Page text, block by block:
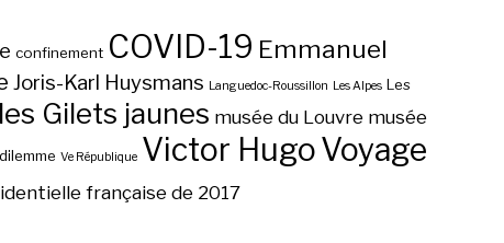
confinement COVID-19 Emmanuel
Joris-Karl Huysmans Languedoc-Roussillon Les Alpes Les
Gilets jaunes musée du Louvre musée
Ve République Victor HugoVoyage
française de 2017